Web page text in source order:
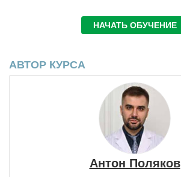
НАЧАТЬ ОБУЧЕНИЕ
АВТОР КУРСА
Антон Поляков